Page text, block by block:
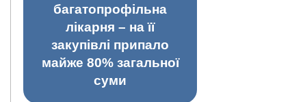
багатопрофільна
лікарня – на її
закупівлі припало
майже 80% загальної
суми